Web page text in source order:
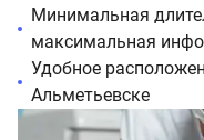
Минимальная
максимальная
Удобное
Альметьевске